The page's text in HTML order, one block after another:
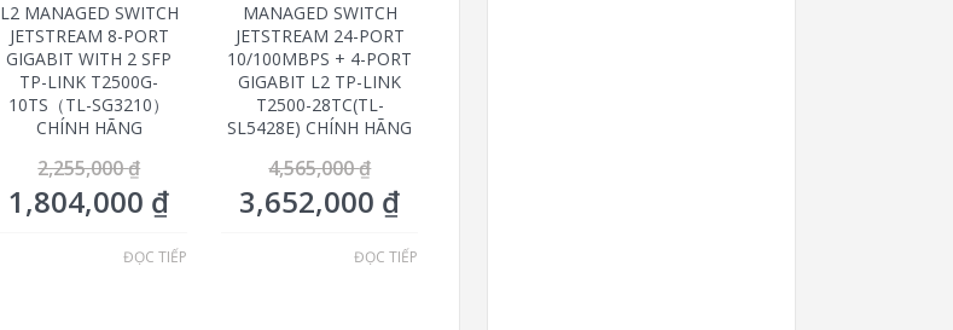
L2 MANAGED SWITCH
JETSTREAM 8-PORT
GIGABIT WITH 2 SFP
TP-LINK T2500G-
10TS（TL-SG3210）
CHÍNH HÃNG
2,255,000₫
1,804,000 ₫
ĐỌC TIẾP
MANAGED SWITCH
JETSTREAM 24-PORT
10/100MBPS + 4-PORT
GIGABIT L2 TP-LINK
T2500-28TC(TL-
SL5428E) CHÍNH HÃNG
4,565,000₫
3,652,000 ₫
ĐỌC TIẾP